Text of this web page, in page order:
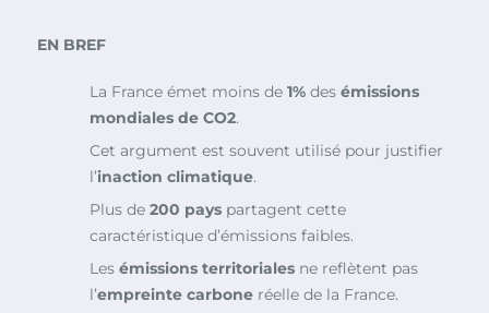
EN BREF
La France émet moins de 1% des émissions
mondiales de CO2.
Cet argument est souvent utilisé pour justifier
l’inaction climatique.
Plus de 200 pays partagent cette
caractéristique d’émissions faibles.
Les émissions territoriales ne reflètent pas
l’empreinte carbone réelle de la France.